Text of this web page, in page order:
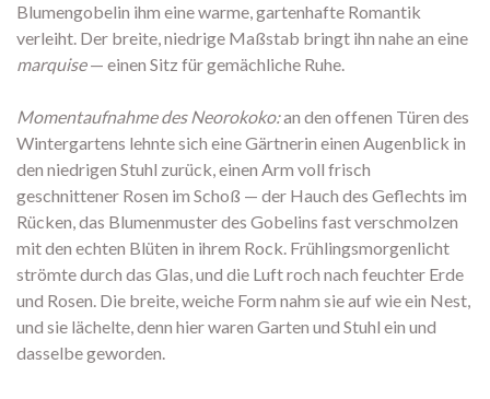
Blumengobelin ihm eine warme, gartenhafte Romantik
verleiht. Der breite, niedrige Maßstab bringt ihn nahe an eine
marquise— einen Sitz für gemächliche Ruhe.
Momentaufnahme des Neorokoko:an den offenen Türen des
Wintergartens lehnte sich eine Gärtnerin einen Augenblick in
den niedrigen Stuhl zurück, einen Arm voll frisch
geschnittener Rosen im Schoß — der Hauch des Geflechts im
Rücken, das Blumenmuster des Gobelins fast verschmolzen
mit den echten Blüten in ihrem Rock. Frühlingsmorgenlicht
strömte durch das Glas, und die Luft roch nach feuchter Erde
und Rosen. Die breite, weiche Form nahm sie auf wie ein Nest,
und sie lächelte, denn hier waren Garten und Stuhl ein und
dasselbe geworden.